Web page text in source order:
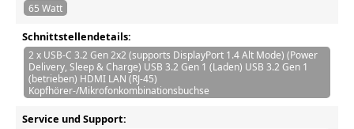
65 Watt
Schnittstellendetails:
2 x USB-C 3.2 Gen 2x2 (supports DisplayPort 1.4 Alt Mode) (Power
Delivery, Sleep & Charge) USB 3.2 Gen 1 (Laden) USB 3.2 Gen 1
(betrieben) HDMI LAN (RJ-45)
Kopfhörer-/Mikrofonkombinationsbuchse
Service und Support: